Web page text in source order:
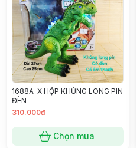
1688A-X HỘP KHỦNG LONG PIN
ĐÈN
310.000đ
Chọn mua